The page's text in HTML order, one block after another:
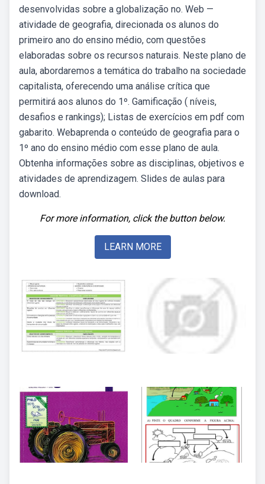
desenvolvidas sobre a globalização no. Web —
atividade de geografia, direcionada os alunos do
primeiro ano do ensino médio, com questões
elaboradas sobre os recursos naturais. Neste plano de
aula, abordaremos a temática do trabalho na sociedade
capitalista, oferecendo uma análise crítica que
permitirá aos alunos do 1º. Gamificação ( níveis,
desafios e rankings); Listas de exercícios em pdf com
gabarito. Webaprenda o conteúdo de geografia para o
1º ano do ensino médio com esse plano de aula.
Obtenha informações sobre as disciplinas, objetivos e
atividades de aprendizagem. Slides de aulas para
download.
For more information, click the button below.
LEARN MORE